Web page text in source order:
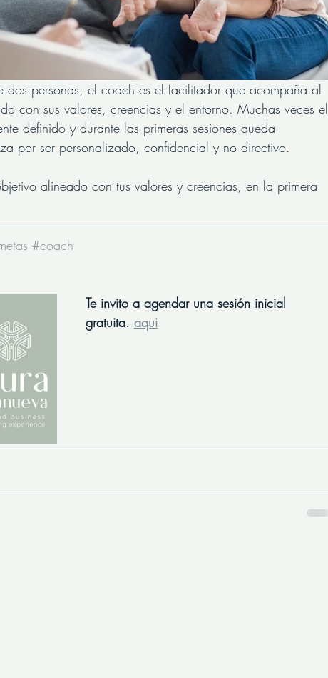
dos personas, el coach es el facilitador que acompaña al
con sus valores, creencias y el entorno. Muchas veces el
definido y durante las primeras sesiones queda
por ser personalizado, confidencial y no directivo.
alineado con tus valores y creencias, en la primera
#coach
Te invito a agendar una sesión inicial
gratuita. aqui